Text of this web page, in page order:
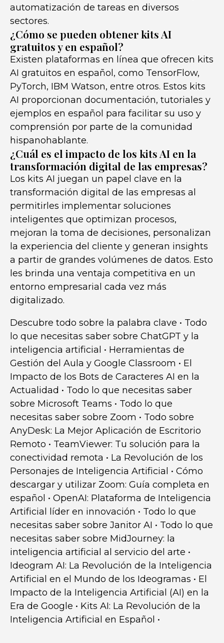
automatización de tareas en diversos
sectores.
¿Cómo se pueden obtener kits AI
gratuitos y en español?
Existen plataformas en línea que ofrecen kits
AI gratuitos en español, como TensorFlow,
PyTorch, IBM Watson, entre otros. Estos kits
AI proporcionan documentación, tutoriales y
ejemplos en español para facilitar su uso y
comprensión por parte de la comunidad
hispanohablante.
¿Cuál es el impacto de los kits AI en la
transformación digital de las empresas?
Los kits AI juegan un papel clave en la
transformación digital de las empresas al
permitirles implementar soluciones
inteligentes que optimizan procesos,
mejoran la toma de decisiones, personalizan
la experiencia del cliente y generan insights
a partir de grandes volúmenes de datos. Esto
les brinda una ventaja competitiva en un
entorno empresarial cada vez más
digitalizado.
Descubre todo sobre la palabra clave • Todo
lo que necesitas saber sobre ChatGPT y la
inteligencia artificial • Herramientas de
Gestión del Aula y Google Classroom • El
Impacto de los Bots de Caracteres AI en la
Actualidad • Todo lo que necesitas saber
sobre Microsoft Teams • Todo lo que
necesitas saber sobre Zoom • Todo sobre
AnyDesk: La Mejor Aplicación de Escritorio
Remoto • TeamViewer: Tu solución para la
conectividad remota • La Revolución de los
Personajes de Inteligencia Artificial • Cómo
descargar y utilizar Zoom: Guía completa en
español • OpenAI: Plataforma de Inteligencia
Artificial líder en innovación • Todo lo que
necesitas saber sobre Janitor AI • Todo lo que
necesitas saber sobre MidJourney: la
inteligencia artificial al servicio del arte •
Ideogram AI: La Revolución de la Inteligencia
Artificial en el Mundo de los Ideogramas • El
Impacto de la Inteligencia Artificial (AI) en la
Era de Google • Kits AI: La Revolución de la
Inteligencia Artificial en Español •